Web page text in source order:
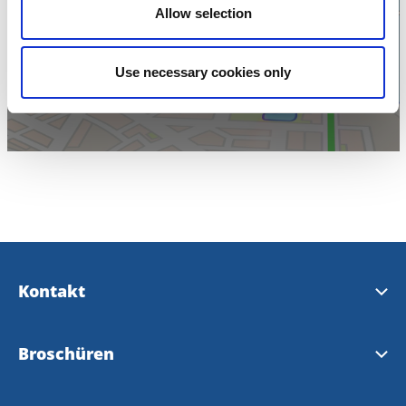
Allow selection
Use necessary cookies only
die Karte
anzuzeigen
Kontakt
Kontakt & Öffnungszeiten
Broschüren